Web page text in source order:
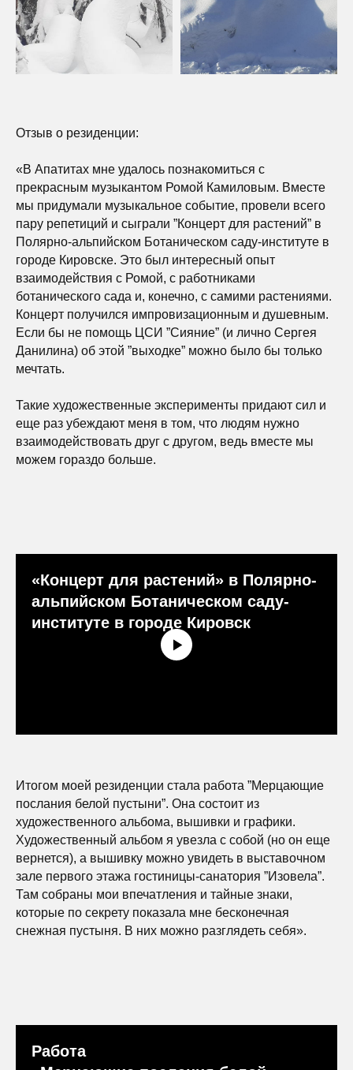
Отзыв о резиденции:
«В Апатитах мне удалось познакомиться с
прекрасным музыкантом Ромой Камиловым. Вместе
мы придумали музыкальное событие, провели всего
пару репетиций и сыграли ”Концерт для растений” в
Полярно-альпийском Ботаническом саду-институте в
городе Кировске. Это был интересный опыт
взаимодействия с Ромой, с работниками
ботанического сада и, конечно, с самими растениями.
Концерт получился импровизационным и душевным.
Если бы не помощь ЦСИ ”Сияние” (и лично Сергея
Данилина) об этой ”выходке” можно было бы только
мечтать.
Такие художественные эксперименты придают сил и
еще раз убеждают меня в том, что людям нужно
взаимодействовать друг с другом, ведь вместе мы
можем гораздо больше.
«Концерт для растений» в Полярно-
альпийском Ботаническом саду-
институте в городе Кировск
Итогом моей резиденции стала работа ”Мерцающие
послания белой пустыни”. Она состоит из
художественного альбома, вышивки и графики.
Художественный альбом я увезла с собой (но он еще
вернется), а вышивку можно увидеть в выставочном
зале первого этажа гостиницы-санатория ”Изовела”.
Там собраны мои впечатления и тайные знаки,
которые по секрету показала мне бесконечная
снежная пустыня. В них можно разглядеть себя».
Работа